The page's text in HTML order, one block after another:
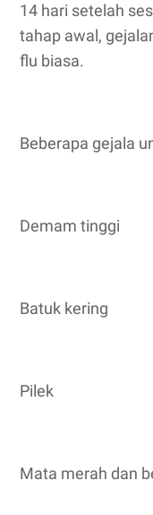
14 hari setelah
tahap awal,
flu biasa.
Beberapa gejala
Demam tinggi
Batuk kering
Pilek
Mata merah dan